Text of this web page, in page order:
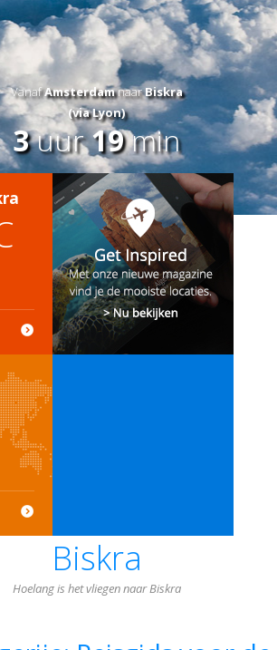
VanafAmsterdamnaarBiskra
(via Lyon)
3uur19min
Biskra
Hoelang is het vliegen naar Biskra